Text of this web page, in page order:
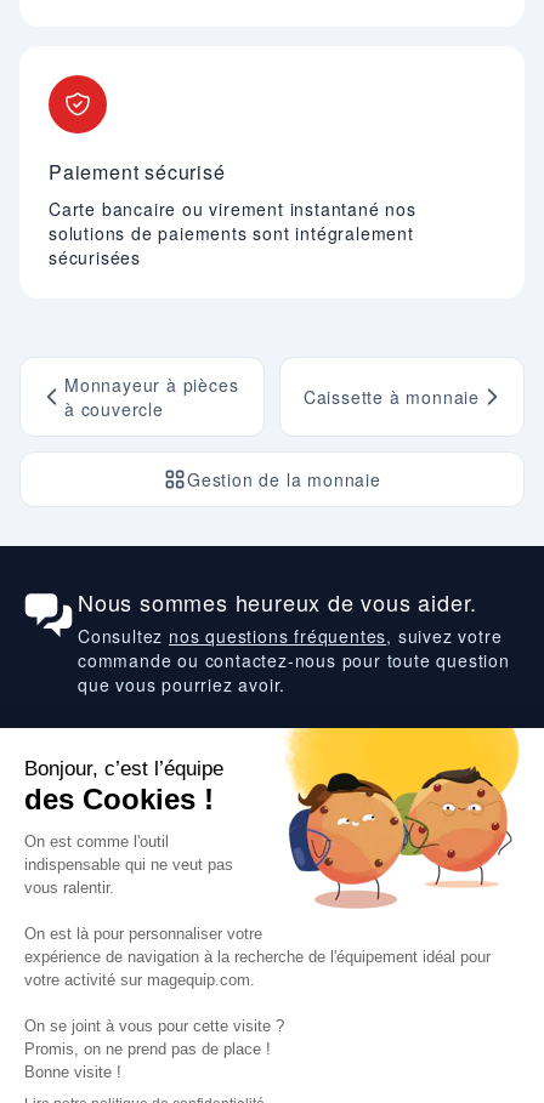
Paiement sécurisé
Carte bancaire ou virement instantané nos
solutions de paiements sont intégralement
sécurisées
Monnayeur à pièces
à couvercle
Gestion de la monnaie
Caissette à monnaie
Nous sommes heureux de vous aider.
Consultez nos questions fréquentes, suivez votre
commande ou contactez-nous pour toute question
que vous pourriez avoir.
Suivez-nous
VOS SERVICES
VOS DEMANDES
NOTRE SOCIETE